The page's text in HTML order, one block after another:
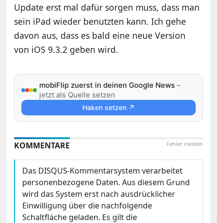
Update erst mal dafür sorgen muss, dass man
sein iPad wieder benutzten kann. Ich gehe
davon aus, dass es bald eine neue Version
von iOS 9.3.2 geben wird.
mobiFlip zuerst in deinen Google News –
jetzt als Quelle setzen
Haken setzen ↗
Fehler melden
KOMMENTARE
Das DISQUS-Kommentarsystem verarbeitet
personenbezogene Daten. Aus diesem Grund
wird das System erst nach ausdrücklicher
Einwilligung über die nachfolgende
Schaltfläche geladen. Es gilt die